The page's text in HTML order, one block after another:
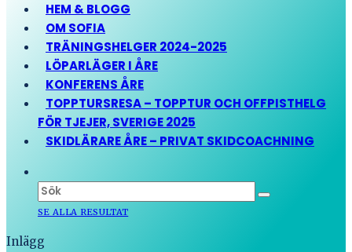
HEM & BLOGG
OM SOFIA
TRÄNINGSHELGER 2024-2025
LÖPARLÄGER I ÅRE
KONFERENS ÅRE
TOPPTURSRESA – TOPPTUR OCH OFFPISTHELG
FÖR TJEJER, SVERIGE 2025
SKIDLÄRARE ÅRE – PRIVAT SKIDCOACHNING
SE ALLA RESULTAT
Inlägg